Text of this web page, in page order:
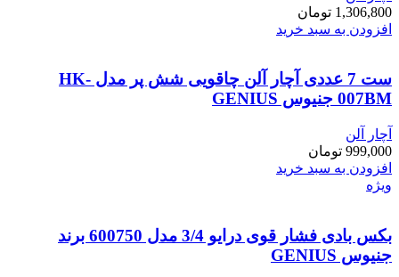
1,306,800 تومان
افزودن به سبد خرید
ست 7 عددی آچار آلن چاقویی شش پر مدل HK-
007BM جنیوس GENIUS
آچار آلن
999,000 تومان
افزودن به سبد خرید
ویژه
بکس بادی فشار قوی درایو 3/4 مدل 600750 برند
جنیوس GENIUS